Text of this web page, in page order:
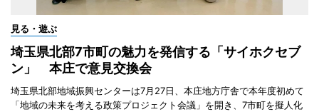
見る・遊ぶ
埼玉県北部7市町の魅力を発信する「サイホクセブ
ン」 本庄で意見交換会
埼玉県北部地域振興センターは7月27日、本庄地方庁舎で本年度初めて
「地域の未来を考える政策プロジェクト会議」を開き、7市町を擬人化